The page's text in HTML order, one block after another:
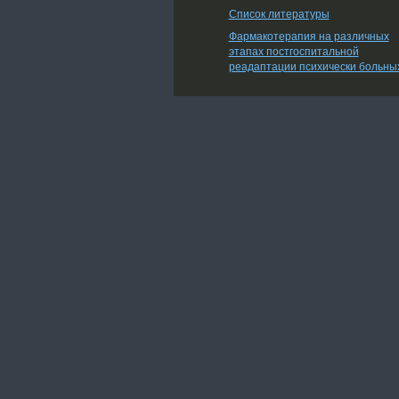
Список литературы
Фармакотерапия на различных
этапах постгоспитальной
реадаптации психически